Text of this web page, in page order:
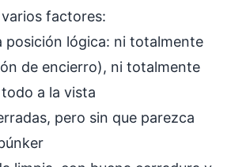
factores:
posición lógica: ni totalmente
de encierro), ni totalmente
a la vista
pero sin que parezca